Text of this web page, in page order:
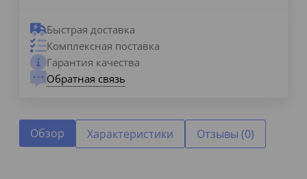
Быстрая доставка
Комплексная поставка
Гарантия качества
Обратная связь
Обзор Характеристики Отзывы (0)